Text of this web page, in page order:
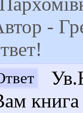
-
книга